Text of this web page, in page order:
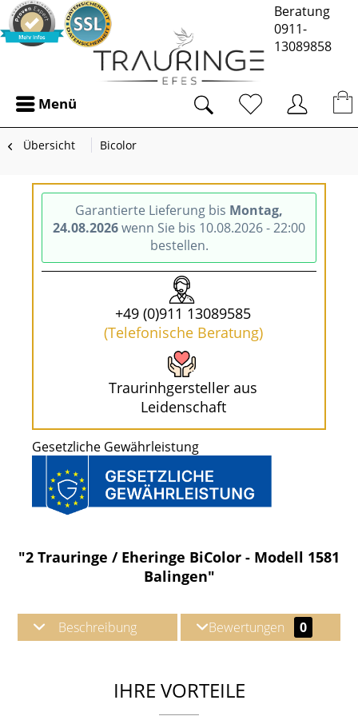
Beratung
0911-
13089858
Menü
Übersicht Bicolor
Garantierte Lieferung bis Montag,
24.08.2026wenn Sie bis 10.08.2026 - 22:00
bestellen.
+49 (0)911 13089585
(Telefonische Beratung)
Traurinhgersteller aus
Leidenschaft
Gesetzliche Gewährleistung
"2 Trauringe / Eheringe BiColor - Modell 1581
Balingen"
Beschreibung Bewertungen 0
IHRE VORTEILE